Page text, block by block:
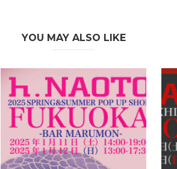
YOU MAY ALSO LIKE